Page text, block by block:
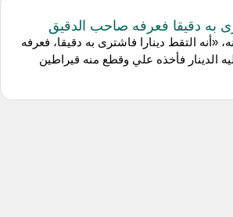
به دقيقا فعرفه صاحب الدقيق
التقط دينارا فاشترى به دقيقا، فعرفه
الدينار فأخذه علي وقطع منه قيراطين